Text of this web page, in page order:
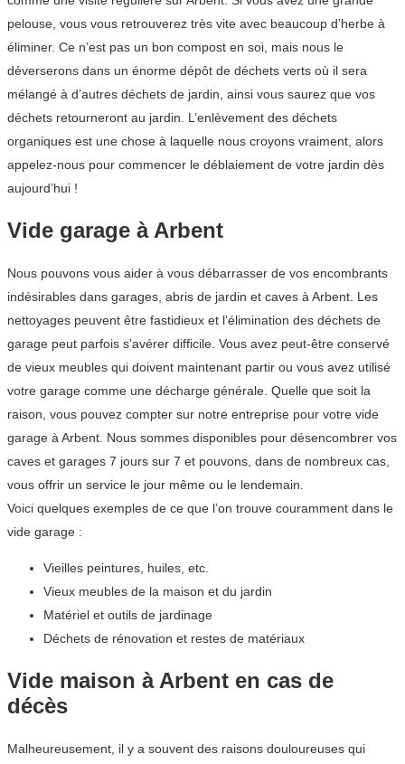
pelouse, vous vous retrouverez très vite avec beaucoup d’herbe à
éliminer. Ce n’est pas un bon compost en soi, mais nous le
déverserons dans un énorme dépôt de déchets verts où il sera
mélangé à d’autres déchets de jardin, ainsi vous saurez que vos
déchets retourneront au jardin. L’enlèvement des déchets
organiques est une chose à laquelle nous croyons vraiment, alors
appelez-nous pour commencer le déblaiement de votre jardin dès
aujourd’hui !
Vide garage à Arbent
Nous pouvons vous aider à vous débarrasser de vos encombrants
indésirables dans garages, abris de jardin et caves à Arbent. Les
nettoyages peuvent être fastidieux et l’élimination des déchets de
garage peut parfois s’avérer difficile. Vous avez peut-être conservé
de vieux meubles qui doivent maintenant partir ou vous avez utilisé
votre garage comme une décharge générale. Quelle que soit la
raison, vous pouvez compter sur notre entreprise pour votre vide
garage à Arbent. Nous sommes disponibles pour désencombrer vos
caves et garages 7 jours sur 7 et pouvons, dans de nombreux cas,
vous offrir un service le jour même ou le lendemain.
Voici quelques exemples de ce que l’on trouve couramment dans le
vide garage :
Vieilles peintures, huiles, etc.
Vieux meubles de la maison et du jardin
Matériel et outils de jardinage
Déchets de rénovation et restes de matériaux
Vide maison à Arbent en cas de
décès
Malheureusement, il y a souvent des raisons douloureuses qui